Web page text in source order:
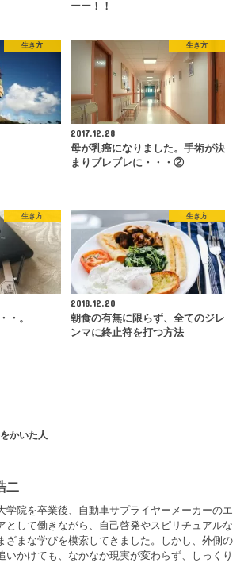
ーー！！
生き方 生き方
2017.12.28
母が乳癌になりました。手術が決
まりブレブレに・・・②
生き方
・。
生き方
2018.12.20
朝食の有無に限らず、全てのジレ
ンマに終止符を打つ方法
かいた人
二
学院を卒業後、自動車サプライヤーメーカーのエ
として働きながら、自己啓発やスピリチュアルな
ざまな学びを模索してきました。しかし、外側の
いかけても、なかなか現実が変わらず、しっくり